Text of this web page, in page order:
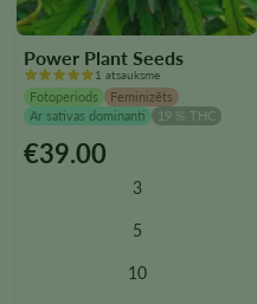
Power Plant Seeds
1 atsauksme
Fotoperiods
Feminizēts
Ar sativas dominanti
19 % THC
€39.00
3
5
10
Šim